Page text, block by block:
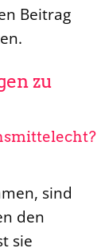
Beitrag
zu
sind
den
sie